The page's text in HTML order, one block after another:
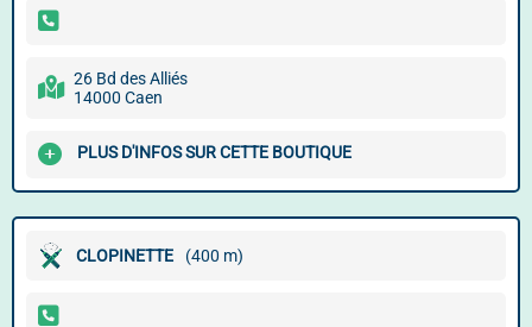
26 Bd des Alliés
14000 Caen
PLUS D'INFOS SUR CETTE BOUTIQUE
CLOPINETTE (400 m)